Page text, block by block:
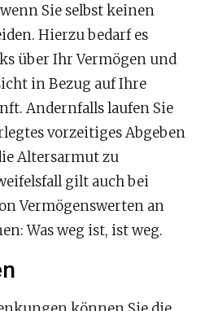
Sie selbst keinen
Hierzu bedarf es
über Ihr Vermögen und
in Bezug auf Ihre
Andernfalls laufen Sie
vorzeitiges Abgeben
Altersarmut zu
gilt auch bei
Vermögenswerten an
Was weg ist, ist weg.